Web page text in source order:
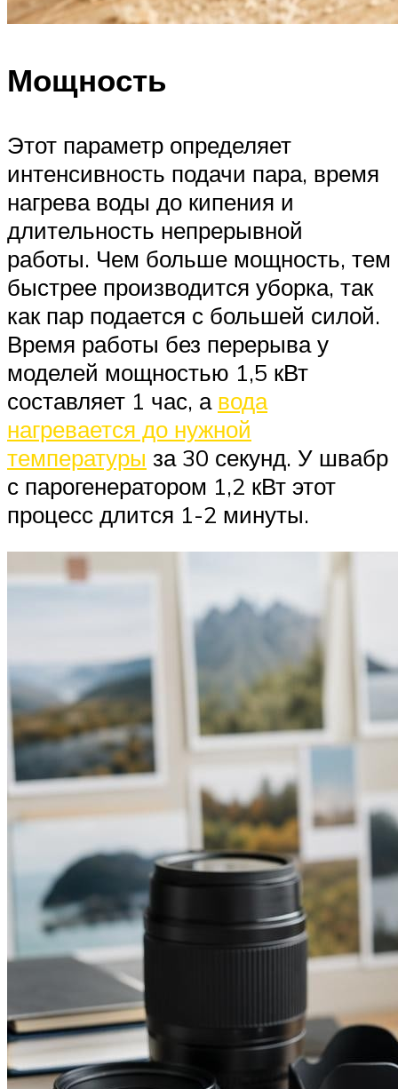
Мощность
Этот параметр определяет
интенсивность подачи пара, время
нагрева воды до кипения и
длительность непрерывной
работы. Чем больше мощность, тем
быстрее производится уборка, так
как пар подается с большей силой.
Время работы без перерыва у
моделей мощностью 1,5 кВт
составляет 1 час, а вода
нагревается до нужной
температуры за 30 секунд. У швабр
с парогенератором 1,2 кВт этот
процесс длится 1-2 минуты.